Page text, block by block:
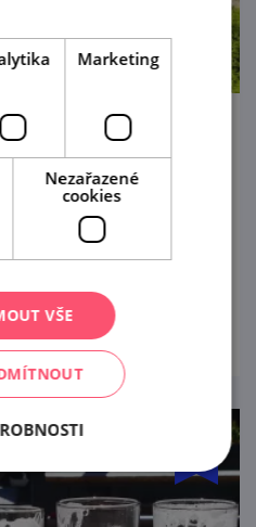
v Břeclavi
'26
vozidel spojená s
Marketing
Nezařazené
cookies
VŠE